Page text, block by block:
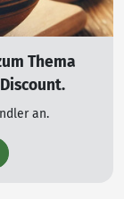
Thema
an.